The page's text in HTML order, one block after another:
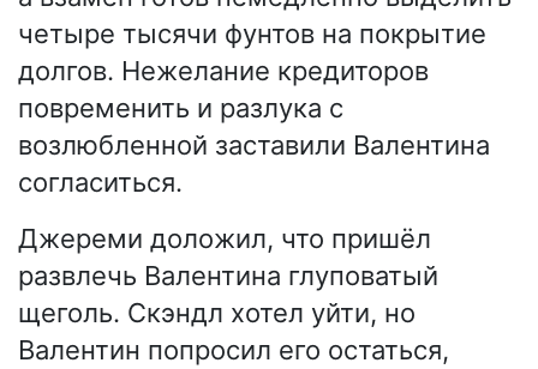
четыре тысячи фунтов на покрытие
долгов. Нежелание кредиторов
повременить и разлука с
возлюбленной заставили Валентина
согласиться.
Джереми доложил, что пришёл
развлечь Валентина глуповатый
щеголь. Скэндл хотел уйти, но
Валентин попросил его остаться,